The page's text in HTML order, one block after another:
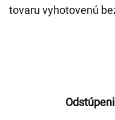
tovaru vyhotovenú